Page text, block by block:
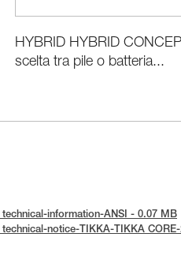
HYBRID HYBRID
scelta tra pile o batteria...
information-ANSI - 0.07 MB
notice-TIKKA-TIKKA